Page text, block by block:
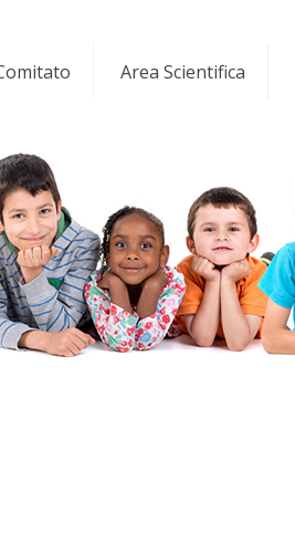
Area Scientifica